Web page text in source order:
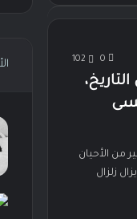
0
102
التاريخ،
من الأحيان
زلزال